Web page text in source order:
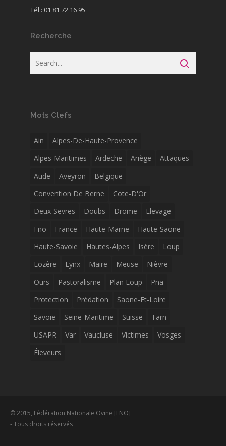
Tél : 01 81 72 16 95
Recherche
Mots Clefs
Ain
Alpes-De-Haute-Provence
Alpes-Maritimes
Ardeche Ariège
Attaques
Aude
Aveyron
Belgique
Convention De Berne
Cote-D'Or
Deux-Sevres
Doubs Drome
Elevage
Fno
France Haute-Marne
Haute-Saone
Haute-Savoie
Hautes-Alpes Isère
Loup
Lozère
Lynx Maire Meuse
Nièvre
Ours
Pastoralisme Plan Loup
Pna
Protection
Prédation
Saone-Et-Loire
Savoie
Seine-Maritime Suisse
Tarn
USAPR
Var Vaucluse Victimes
Vosges
Éleveurs
© 2015, Fédération Nationale Ovine [FNO]
- Tous droits réservés